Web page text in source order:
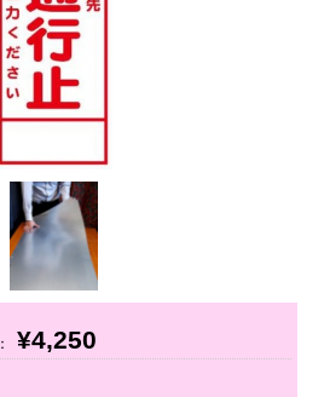
： ¥4,250